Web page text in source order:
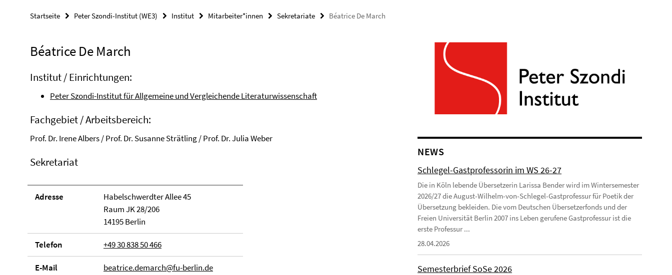
Startseite Peter Szondi-Institut (WE3) Institut Mitarbeiter*innen Sekretariate Béatrice De March
Béatrice De March
Institut / Einrichtungen:
Peter Szondi-Institut für Allgemeine und Vergleichende Literaturwissenschaft
Fachgebiet / Arbeitsbereich:
Prof. Dr. Irene Albers / Prof. Dr. Susanne Strätling / Prof. Dr. Julia Weber
Sekretariat
Adresse
Habelschwerdter Allee 45
Raum JK 28/206
14195 Berlin
Telefon +49 30 838 50 466
E-Mail beatrice.demarch@fu-berlin.de
NEWS
Schlegel-Gastprofessorin im WS 26-27
Die in Köln lebende Übersetzerin Larissa Bender wird im Wintersemester
2026/27 die August-Wilhelm-von-Schlegel-Gastprofessur für Poetik der
Übersetzung bekleiden. Die vom Deutschen Übersetzerfonds und der
Freien Universität Berlin 2007 ins Leben gerufene Gastprofessur ist die
erste Professur ...
28.04.2026
Semesterbrief SoSe 2026